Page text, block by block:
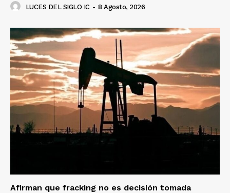
LUCES DEL SIGLO IC - 8 Agosto, 2026
Afirman que fracking no es decisión tomada